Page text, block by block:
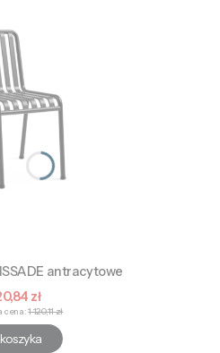
antracytowe
promocyjna
zł
cena: 1 120,11 zł